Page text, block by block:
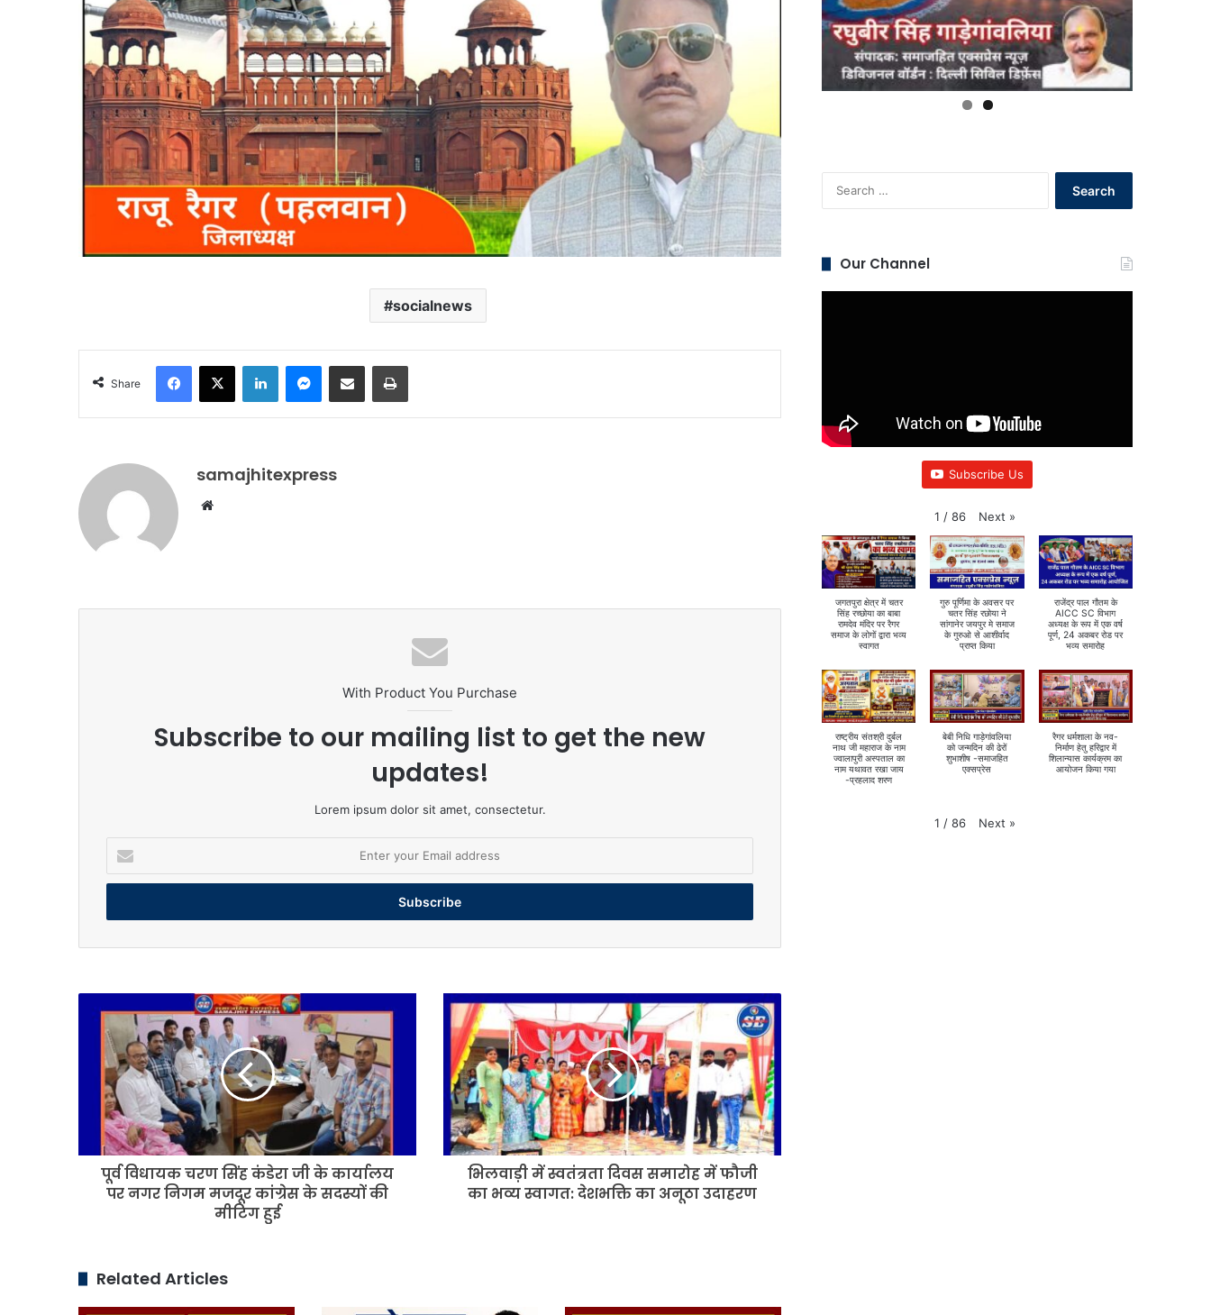
socialnews
Share
Facebook
X LinkedInMessenger
Share via Email Print
samajhitexpress
With Product You Purchase
Subscribe to our mailing list to get the new
updates!
Lorem ipsum dolor sit amet, consectetur.
your
Email
विधायक
कार्यालय
पर
की
मीटिग
पूर्व विधायक चरण सिंह कंडेरा जी के कार्यालय
पर नगर निगम मजदूर कांग्रेस के सदस्यों की
मीटिग हुई
भिलवाड़ी
स्वतंत्रता
दिवस
समारोह
में
फौजी
का
भव्य
स्वागत:
देशभक्ति
भिलवाड़ी में स्वतंत्रता दिवस समारोह में फौजी
का भव्य स्वागत: देशभक्ति का अनूठा उदाहरण
Related Articles
Our Channel
Subscribe Us
1 / 86 Next »
जगतपुरा क्षेत्र में चतर
सिंह रच्छोया का बाबा
रामदेव मंदिर पर रैगर
समाज के लोगों द्वारा भव्य
स्वागत
गुरु पूर्णिमा के अवसर पर
चतर सिंह रछोया ने
सांगानेर जयपुर मे समाज
के गुरुओ से आशीर्वाद
प्राप्त किया
राजेंद्र पाल गौतम के
AICC SC विभाग
अध्यक्ष के रूप में एक वर्ष
पूर्ण, 24 अकबर रोड पर
भव्य समारोह
राष्ट्रीय संतश्री दुर्बल
नाथ जी महाराज के नाम
ज्वालापुरी अस्पताल का
नाम यथावत रखा जाय
-प्रहलाद शरण
बेबी निधि गाड़ेगांवलिया
को जन्मदिन की ढेरों
शुभाशीष -समाजहित
एक्सप्रेस
रैगर धर्मशाला के नव-
निर्माण हेतु हरिद्वार में
शिलान्यास कार्यक्रम का
आयोजन किया गया
1 / 86 Next »